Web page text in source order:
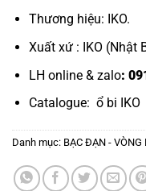
Thương hiệu: IKO.
Xuất xứ : IKO (Nhật
LH online & zalo:
Catalogue: ổ bi IKO
Danh mục: BẠC ĐẠN - VÒNG